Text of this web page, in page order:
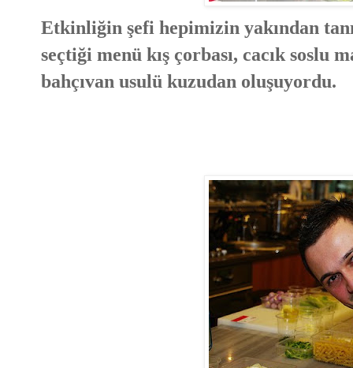
Etkinliğin şefi hepimizin yakından
seçtiği menü kış çorbası, cacık soslu
bahçıvan usulü kuzudan oluşuyordu.